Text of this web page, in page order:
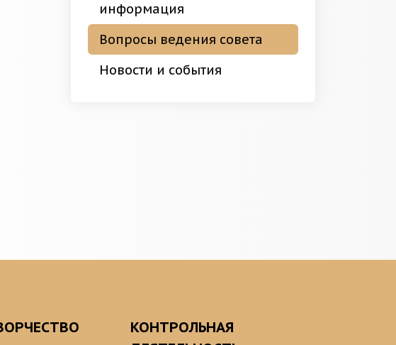
информация
Вопросы ведения совета
Новости и события
КОНТРОЛЬНАЯ